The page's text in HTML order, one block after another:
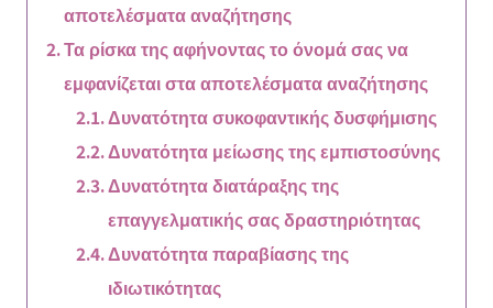
αποτελέσματα αναζήτησης
Τα ρίσκα της αφήνοντας το όνομά σας να
εμφανίζεται στα αποτελέσματα αναζήτησης
Δυνατότητα συκοφαντικής δυσφήμισης
Δυνατότητα μείωσης της εμπιστοσύνης
Δυνατότητα διατάραξης της
επαγγελματικής σας δραστηριότητας
Δυνατότητα παραβίασης της
ιδιωτικότητας